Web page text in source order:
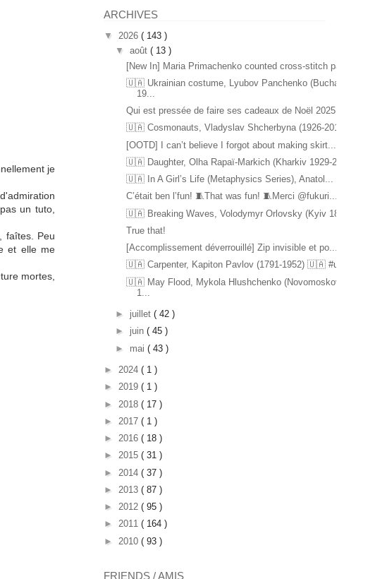
je
un tuto,
faîtes. Peu
et elle me
mortes,
ARCHIVES
▼ 2026 ( 143 )
▼ août ( 13 )
[New In] Maria Primachenko counted cross-stitch pa...
🇺🇦 Ukrainian costume, Lyubov Panchenko (Bucha
19...
Qui est pressée de faire ses cadeaux de Noël 2025 ...
🇺🇦 Cosmonauts, Vladyslav Shcherbyna (1926-2017) ...
[OOTD] I can’t believe I forgot about making skirt...
🇺🇦 Daughter, Olha Rapaï-Markich (Kharkiv 1929-20...
🇺🇦 In A Girl’s Life (Metaphysics Series), Anatol...
C’était ben l’fun! 🧵That was fun! 🧵Merci @fukuri...
🇺🇦 Breaking Waves, Volodymyr Orlovsky (Kyiv 1842...
True that!
[Accomplissement déverrouillé] Zip invisible et po...
🇺🇦 Carpenter, Kapiton Pavlov (1791-1952) 🇺🇦 #u...
🇺🇦 May Flood, Mykola Hlushchenko (Novomoskovsk
1...
► juillet ( 42 )
► juin ( 45 )
► mai ( 43 )
► 2024 ( 1 )
► 2019 ( 1 )
► 2018 ( 17 )
► 2017 ( 1 )
► 2016 ( 18 )
► 2015 ( 31 )
► 2014 ( 37 )
► 2013 ( 87 )
► 2012 ( 95 )
► 2011 ( 164 )
► 2010 ( 93 )
FRIENDS / AMIS